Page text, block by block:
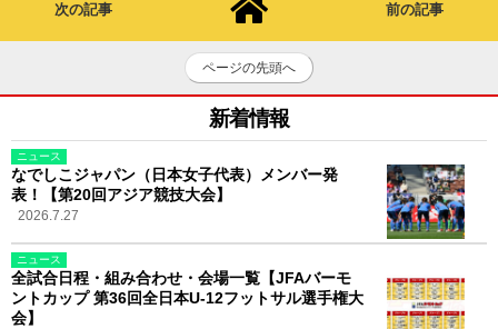
次の記事 前の記事
ページの先頭へ
新着情報
ニュース
なでしこジャパン（日本女子代表）メンバー発
表！【第20回アジア競技大会】
2026.7.27
ニュース
全試合日程・組み合わせ・会場一覧【JFAバーモ
ントカップ 第36回全日本U-12フットサル選手権大
会】